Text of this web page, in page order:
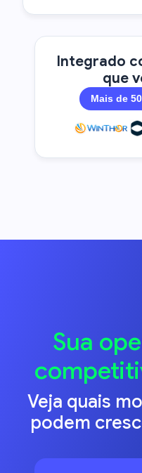
Integrado
que
Mais de
Sua
Veja quais
podem